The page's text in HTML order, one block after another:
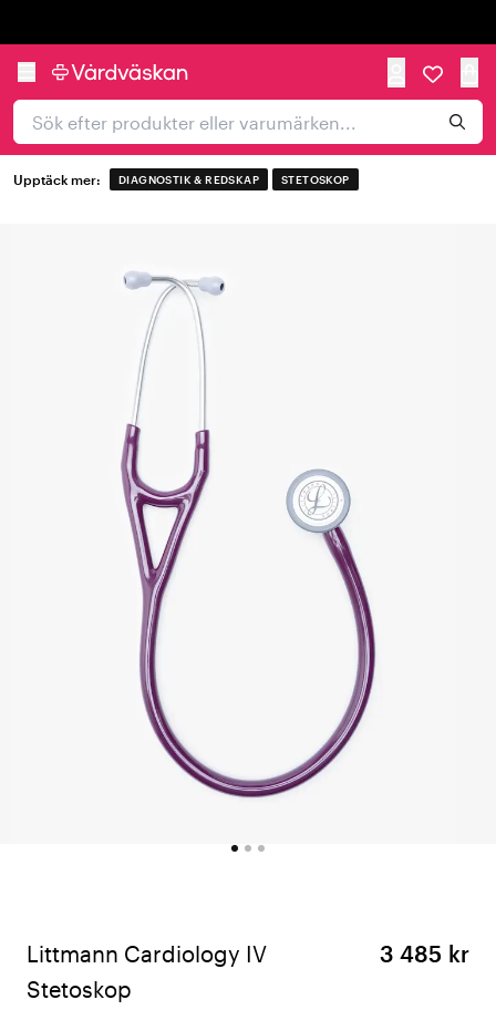
Upptäck mer: DIAGNOSTIK & REDSKAP STETOSKOP
Littmann Cardiology IV
Stetoskop
3 485 kr